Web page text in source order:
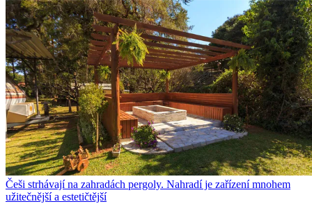
Češi strhávají na zahradách pergoly. Nahradí je zařízení mnohem
užitečnější a estetičtější